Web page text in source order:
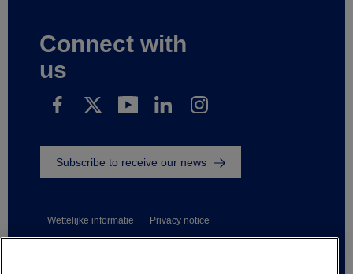
Connect with
us
Wettelijke informatie
Privacy notice
Suppliers and business partners
Contact us
Subscribe to receive our news